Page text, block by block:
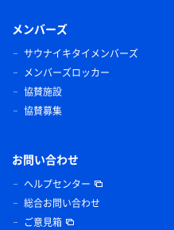
メンバーズ
サウナイキタイメンバーズ
メンバーズロッカー
協賛施設
協賛募集
お問い合わせ
ヘルプセンター
総合お問い合わせ
ご意見箱